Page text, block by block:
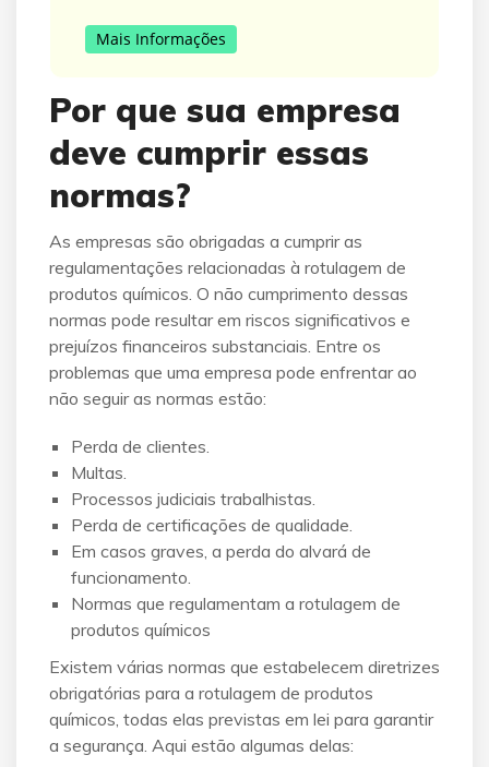
Mais Informações
Por que sua empresa
deve cumprir essas
normas?
As empresas são obrigadas a cumprir as
regulamentações relacionadas à rotulagem de
produtos químicos. O não cumprimento dessas
normas pode resultar em riscos significativos e
prejuízos financeiros substanciais. Entre os
problemas que uma empresa pode enfrentar ao
não seguir as normas estão:
Perda de clientes.
Multas.
Processos judiciais trabalhistas.
Perda de certificações de qualidade.
Em casos graves, a perda do alvará de
funcionamento.
Normas que regulamentam a rotulagem de
produtos químicos
Existem várias normas que estabelecem diretrizes
obrigatórias para a rotulagem de produtos
químicos, todas elas previstas em lei para garantir
a segurança. Aqui estão algumas delas: